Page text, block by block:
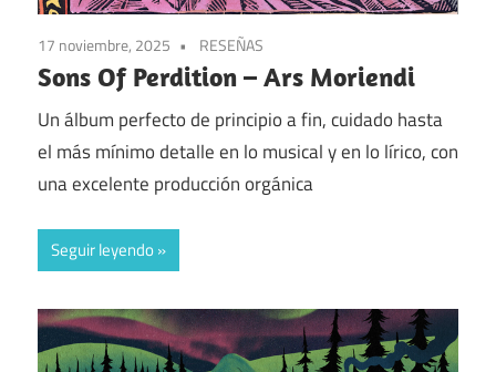
17 noviembre, 2025 RESEÑAS
Sons Of Perdition – Ars Moriendi
Un álbum perfecto de principio a fin, cuidado hasta
el más mínimo detalle en lo musical y en lo lírico, con
una excelente producción orgánica
Seguir leyendo